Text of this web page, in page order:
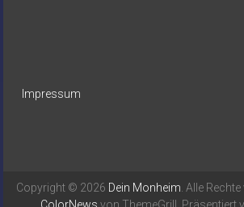
Impressum
Copyright © 2026 Dein Monheim . Alle
ColorNews von ThemeGrill. Präsentiert